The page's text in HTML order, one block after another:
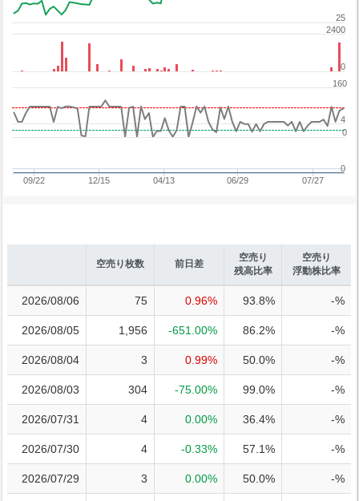
09/22 12/15 04/13 06/29 07/27
25
0
2400
0
160
0
4
空売り枚数 前日差
空売り
残高比率
空売り
浮動株比率
2026/08/06 75 0.96% 93.8% -%
2026/08/05 1,956 -651.00% 86.2% -%
2026/08/04 3 0.99% 50.0% -%
2026/08/03 304 -75.00% 99.0% -%
2026/07/31 4 0.00% 36.4% -%
2026/07/30 4 -0.33% 57.1% -%
2026/07/29 3 0.00% 50.0% -%